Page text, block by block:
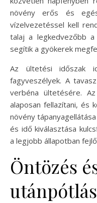
növény erős és
vízelvezetéssel kell
talaj a legkedvezőbb
segítik a gyökerek
Az ültetési időszak
fagyveszélyek. A
verbéna ültetésére.
alaposan fellazítani, és
növény
és idő kiválasztása
a legjobb állapotban
Öntözés
utánpótlás